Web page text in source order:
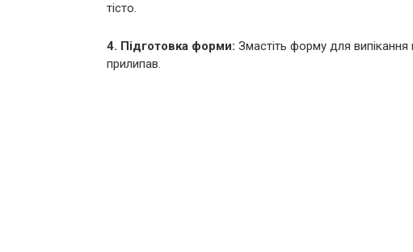
тісто.
4. Підготовка форми: Змастіть форму для
прилипав.